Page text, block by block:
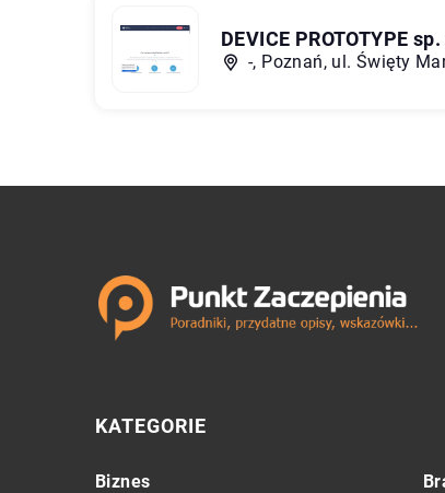
DEVICE PROTOTYPE
-, Poznań, ul. Święty
KATEGORIE
Biznes